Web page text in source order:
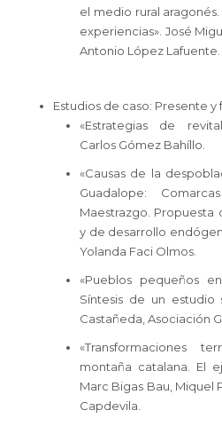
el medio rural
experiencias». José
Antonio López Lafuente.
Estudios de caso: Presente
«Estrategias de
Carlos Gómez Bahíllo.
«Causas de la
Guadalope:
Maestrazgo.
y de desarrollo
Yolanda Faci Olmos.
«Pueblos pequeños
Síntesis de un estudio
Castañeda, Asociación
«Transformaciones
montaña catalana. El
Marc Bigas Bau, Miquel
Capdevila.